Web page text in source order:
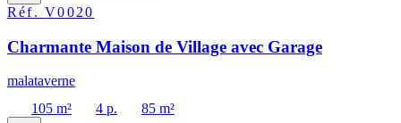
Réf.V0020
Charmante Maison de Village avec Garage
malataverne
105 m²
4 p.
85 m²